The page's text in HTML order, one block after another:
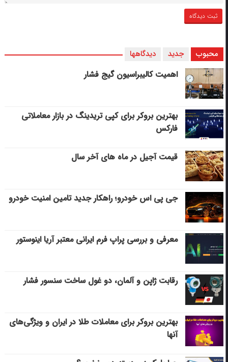
محبوب جدید دیدگاهها
اهمیت کالیبراسیون گیج فشار
بهترین بروکر برای کپی‌ تریدینگ در بازار معاملاتی
فارکس
قیمت آجیل در ماه های آخر سال
جی پی اس خودرو؛ راهکار جدید تامین امنیت خودرو
معرفی و بررسی پراپ فرم ایرانی معتبر آریا اینوستور
رقابت ژاپن و آلمان، دو غول ساخت سنسور فشار
بهترین بروکر برای معاملات طلا در ایران و ویژگی‌های
آنها